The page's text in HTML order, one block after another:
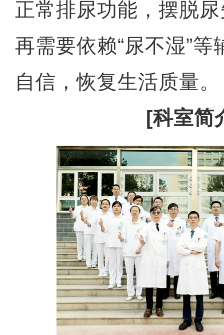
正常排尿功能，摆脱
再需要依赖“尿不湿”
自信，恢复生活质量。
[科室简